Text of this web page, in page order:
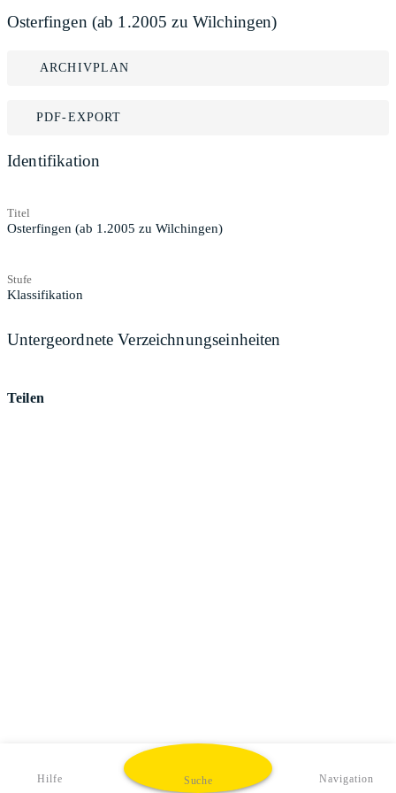
Osterfingen (ab 1.2005 zu Wilchingen)
ARCHIVPLAN
PDF-EXPORT
Identifikation
Titel
Osterfingen (ab 1.2005 zu Wilchingen)
Stufe
Klassifikation
Untergeordnete Verzeichnungseinheiten
Teilen
Hilfe Suche Navigation